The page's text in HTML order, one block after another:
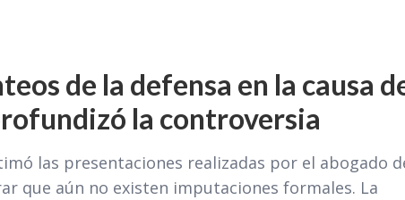
de la defensa en la causa
la controversia
las presentaciones realizadas por el abogado
que aún no existen imputaciones formales. La